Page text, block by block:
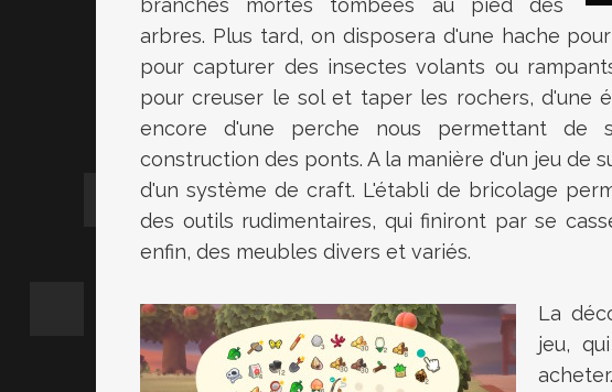
branches mortes tombées au pied des
arbres. Plus tard, on disposera d'une hache
pour capturer des insectes volants ou
pour creuser le sol et taper les rochers, d'une
encore d'une perche nous permettant de
construction des ponts. A la manière d'un jeu de
d'un système de craft. L'établi de bricolage
des outils rudimentaires, qui finiront par se
enfin, des meubles divers et variés.
La
jeu,